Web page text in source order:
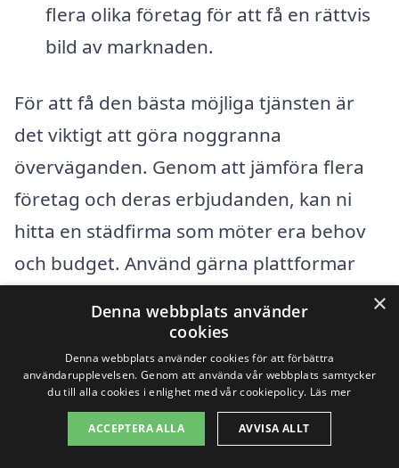
flera olika företag för att få en rättvis
bild av marknaden.
För att få den bästa möjliga tjänsten är
det viktigt att göra noggranna
överväganden. Genom att jämföra flera
företag och deras erbjudanden, kan ni
hitta en städfirma som möter era behov
och budget. Använd gärna plattformar
för att
lätt kunna samla in offerter. Det gör
processen smidigare och mer effektiv, så
ni kan fokusera på er verksamhet medan
experter tar hand om städningen.
×
Denna webbplats använder
cookies
Denna webbplats använder cookies för att förbättra
användarupplevelsen. Genom att använda vår webbplats samtycker
du till alla cookies i enlighet med vår cookiepolicy. Läs mer
ACCEPTERA ALLA AVVISA ALLT